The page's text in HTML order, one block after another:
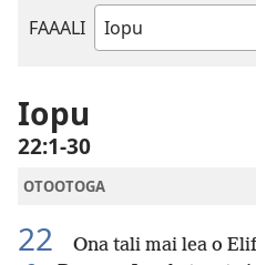
FAAALI
Tusi
Iopu
22:1-30
OTOOTOGA
22 Ona tali mai lea o